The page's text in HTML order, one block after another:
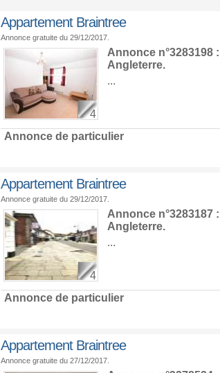
Appartement Braintree
Annonce gratuite du 29/12/2017.
4
Annonce n°3283198
Angleterre.
...
Annonce de particulier
Appartement Braintree
Annonce gratuite du 29/12/2017.
4
Annonce n°3283187
Angleterre.
...
Annonce de particulier
Appartement Braintree
Annonce gratuite du 27/12/2017.